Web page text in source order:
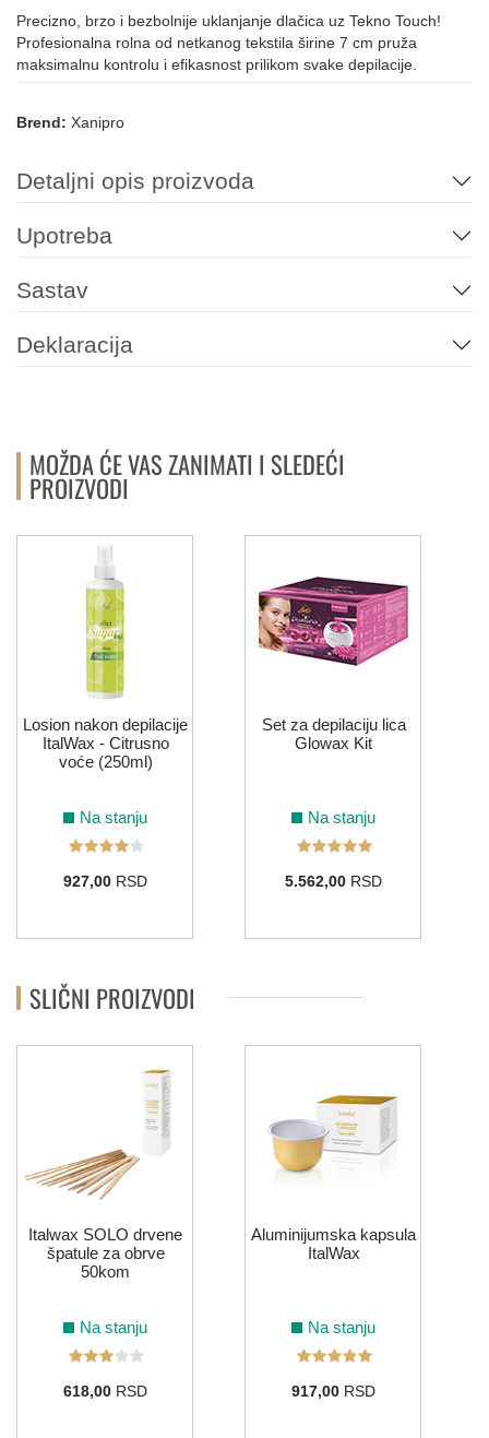
Precizno, brzo i bezbolnije uklanjanje dlačica uz Tekno Touch!
Profesionalna rolna od netkanog tekstila širine 7 cm pruža
maksimalnu kontrolu i efikasnost prilikom svake depilacije.
Brend: Xanipro
Detaljni opis proizvoda
Upotreba
Sastav
Deklaracija
MOŽDA ĆE VAS ZANIMATI I SLEDEĆI
PROIZVODI
Losion nakon depilacije
ItalWax - Citrusno
voće (250ml)
Na stanju
927,00RSD
Set za depilaciju lica
Glowax Kit
Na stanju
5.562,00RSD
SLIČNI PROIZVODI
Italwax SOLO drvene
špatule za obrve
50kom
Na stanju
618,00RSD
Aluminijumska kapsula
ItalWax
Na stanju
917,00RSD